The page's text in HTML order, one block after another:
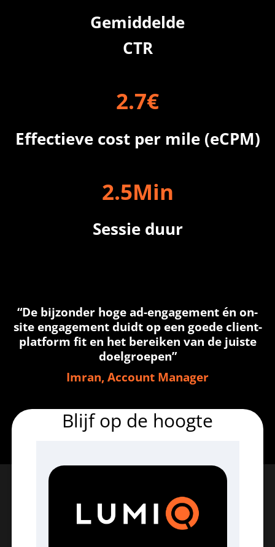
Gemiddelde
CTR
2.7€
Effectieve cost per mile (eCPM)
2.5Min
Sessie duur
“De bijzonder hoge ad-engagement én on-
site engagement duidt op een goede client-
platform fit en het bereiken van de juiste
doelgroepen”
Imran, Account Manager
Blijf op de hoogte